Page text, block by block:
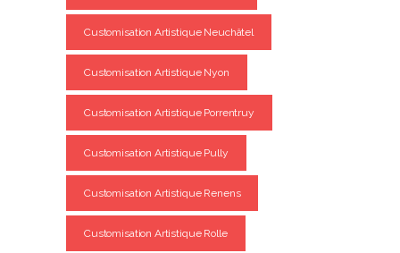
Customisation Artistique Neuchâtel
Customisation Artistique Nyon
Customisation Artistique Porrentruy
Customisation Artistique Pully
Customisation Artistique Renens
Customisation Artistique Rolle